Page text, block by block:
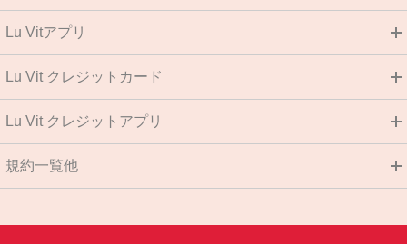
Lu Vitアプリ
Lu Vit クレジットカード
Lu Vit クレジットアプリ
規約一覧他